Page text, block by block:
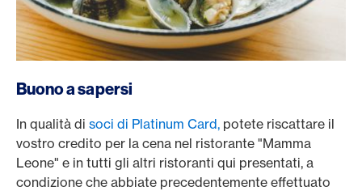
Buono a sapersi
In qualità di soci di Platinum Card, potete riscattare il
vostro credito per la cena nel ristorante "Mamma
Leone" e in tutti gli altri ristoranti qui presentati, a
condizione che abbiate precedentemente effettuato